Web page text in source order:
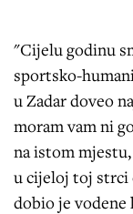
"Cijelu godinu
sportsko-
u Zadar doveo
moram vam ni
na istom
u cijeloj toj strci
dobio je vodene